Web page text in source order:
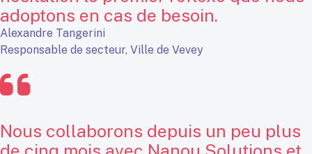
adoptons en cas de besoin.
Alexandre Tangerini
Responsable de secteur, Ville de Vevey
Nous collaborons depuis un peu plus